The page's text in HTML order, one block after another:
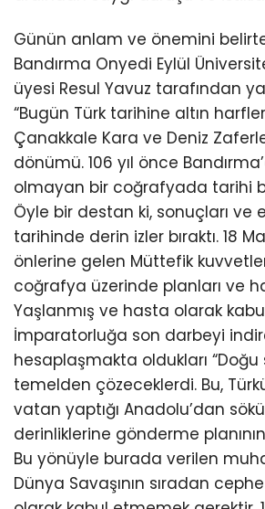
Günün anlam ve önemini
Bandırma Onyedi Eylül
üyesi Resul Yavuz tarafından
“Bugün Türk tarihine altın
Çanakkale Kara ve Deniz
dönümü. 106 yıl önce
olmayan bir coğrafyada tarihi
Öyle bir destan ki, sonuçları ve
tarihinde derin izler bıraktı. 18
önlerine gelen Müttefik
coğrafya üzerinde planları ve
Yaşlanmış ve hasta olarak
İmparatorluğa son darbeyi
hesaplaşmakta oldukları “Doğu
temelden çözeceklerdi. Bu, Türkü
vatan yaptığı Anadolu’dan
derinliklerine gönderme
Bu yönüyle burada verilen
Dünya Savaşının sıradan